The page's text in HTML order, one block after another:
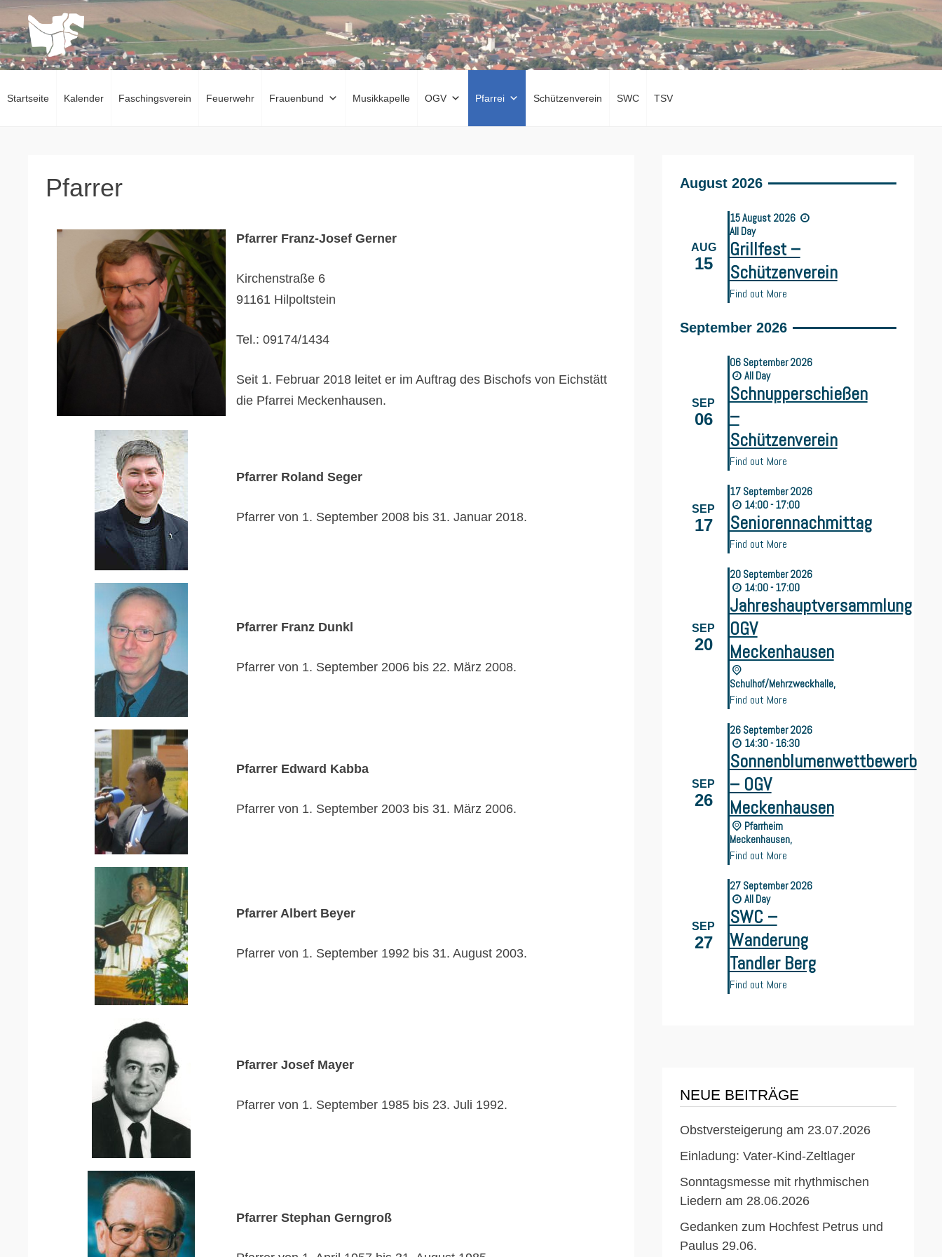
Zum
Inhalt
springen
Startseite Kalender Faschingsverein Feuerwehr Frauenbund Musikkapelle OGV Pfarrei Schützenverein SWC TSV
Pfarrer
Pfarrer Franz-Josef Gerner
Kirchenstraße 6
91161 Hilpoltstein
Tel.: 09174/1434
Seit 1. Februar 2018 leitet er im Auftrag des Bischofs von Eichstätt
die Pfarrei Meckenhausen.
Pfarrer Roland Seger
Pfarrer von 1. September 2008 bis 31. Januar 2018.
Pfarrer Franz Dunkl
Pfarrer von 1. September 2006 bis 22. März 2008.
Pfarrer Edward Kabba
Pfarrer von 1. September 2003 bis 31. März 2006.
Pfarrer Albert Beyer
Pfarrer von 1. September 1992 bis 31. August 2003.
Pfarrer Josef Mayer
Pfarrer von 1. September 1985 bis 23. Juli 1992.
Pfarrer Stephan Gerngroß
August 2026
AUG
15
15August 2026
All Day
Grillfest –
Schützenverein
Find out More
September 2026
SEP
06
06 September2026
All Day
Schnupperschießen
–
Schützenverein
Find out More
SEP
17
17 September2026
14:00 - 17:00
Seniorennachmittag
Find out More
SEP
20
20 September2026
14:00 - 17:00
Jahreshauptversammlung
OGV
Meckenhausen
Schulhof/Mehrzweckhalle,
Find out More
SEP
26
26 September2026
14:30 - 16:30
Sonnenblumenwettbewerb
– OGV
Meckenhausen
Pfarrheim
Meckenhausen,
Find out More
SEP
27
27 September2026
All Day
SWC –
Wanderung
Tandler Berg
Find out More
NEUE BEITRÄGE
Obstversteigerung am 23.07.2026
Einladung: Vater-Kind-Zeltlager
Sonntagsmesse mit rhythmischen
Liedern am 28.06.2026
Gedanken zum Hochfest Petrus und
Paulus 29.06.